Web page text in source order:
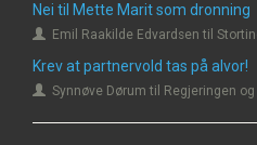
Nei til Mette Marit som dronning
Emil Raakilde Edvardsen til
Krev at partnervold tas på alvor!
Synnøve Dørum til Regjeringen